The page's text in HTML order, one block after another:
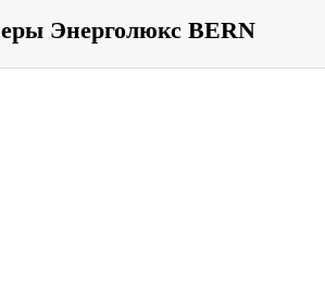
Энерголюкс BERN